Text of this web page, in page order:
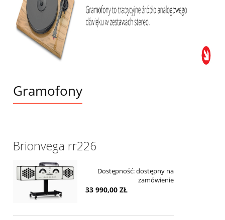
Gramofony
Brionvega rr226
Dostępność:dostępny na
zamówienie
33 990,00 ZŁ